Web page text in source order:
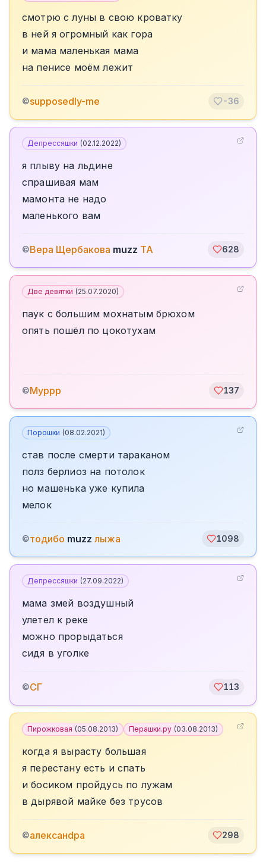
смотрю с луны в свою кроватку
в ней я огромный как гора
и мама маленькая мама
на пенисе моём лежит
©supposedly-me -36
Депрессяшки (02.12.2022)
я плыву на льдине
спрашивая мам
мамонта не надо
маленького вам
©Вера Щербакова muzz TA 628
Две девятки (25.07.2020)
паук с большим мохнатым брюхом
опять пошёл по цокотухам
©Муррр 137
Порошки (08.02.2021)
став после смерти тараканом
полз берлиоз на потолок
но машенька уже купила
мелок
©тодибо muzz лыжа 1098
Депрессяшки (27.09.2022)
мама змей воздушный
улетел к реке
можно прорыдаться
сидя в уголке
©СГ 113
Пирожковая (05.08.2013) Перашки.ру (03.08.2013)
когда я вырасту большая
я перестану есть и спать
и босиком пройдусь по лужам
в дырявой майке без трусов
©алексанdра 298